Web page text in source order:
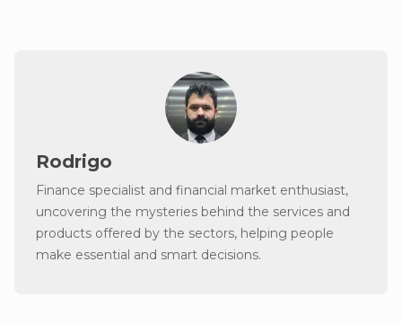
Rodrigo
Finance specialist and financial market enthusiast,
uncovering the mysteries behind the services and
products offered by the sectors, helping people
make essential and smart decisions.